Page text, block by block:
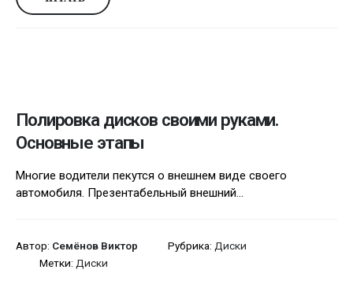
Полировка дисков своими руками.
Основные этапы
Многие водители пекутся о внешнем виде своего
автомобиля. Презентабельный внешний...
Автор: Семёнов Виктор Рубрика: Диски
Метки: Диски